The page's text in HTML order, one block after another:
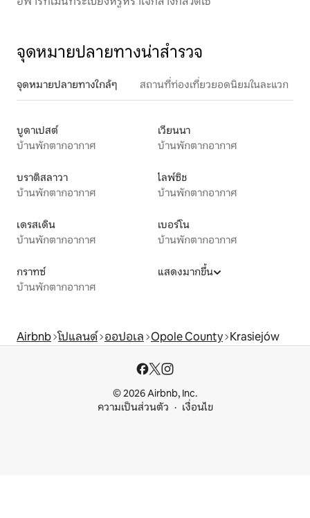
จุดหมายปลายทางน่าสำรวจ
จุดหมายปลายทางใกล้ๆ สถานที่ท่องเที่ยวยอดนิยมในละแวก
บูดาเปสต์
บ้านพักตากอากาศ
เวียนนา
บ้านพักตากอากาศ
บราติสลาวา
บ้านพักตากอากาศ
ไลพ์ซิช
บ้านพักตากอากาศ
เดรสเดิน
บ้านพักตากอากาศ
เบอร์โน
บ้านพักตากอากาศ
กราทซ์
บ้านพักตากอากาศ
แสดงมากขึ้น
Airbnb โปแลนด์ ออปอเล Opole County Krasiejów
© 2026 Airbnb, Inc.
ความเป็นส่วนตัว
เงื่อนไข